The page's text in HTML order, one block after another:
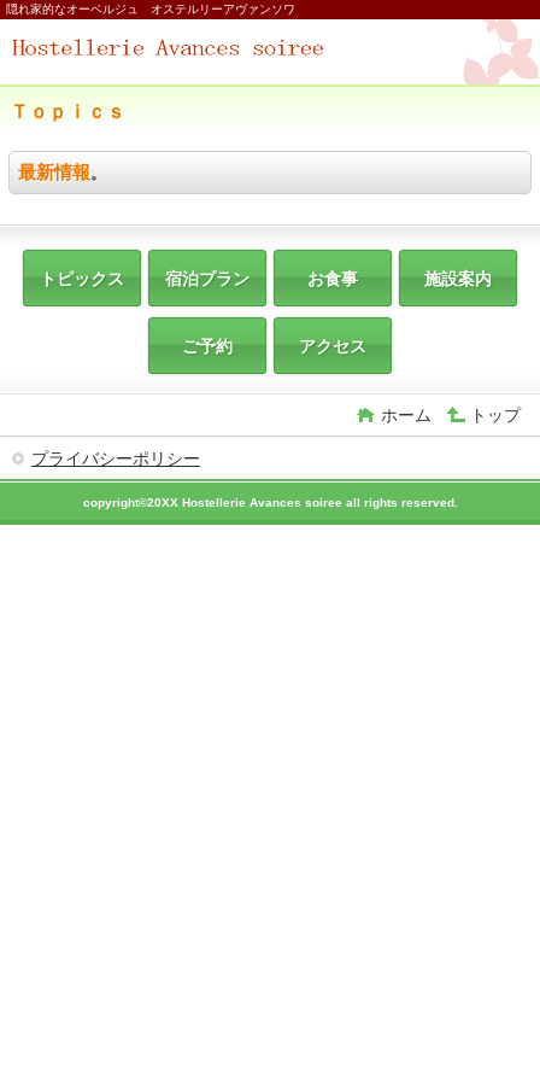
隠れ家的なオーベルジュ オステルリーアヴァンソワ
Ｔｏｐｉｃｓ
最新情報。
トピックス 宿泊プラン お食事 施設案内
ご予約 アクセス
ホーム トップ
プライバシーポリシー
copyright©20XX Hostellerie Avances soiree all rights reserved.